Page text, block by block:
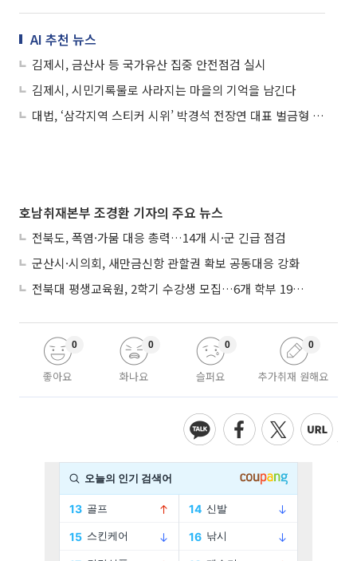
AI 추천 뉴스
김제시, 금산사 등 국가유산 집중 안전점검 실시
김제시, 시민기록물로 사라지는 마을의 기억을 남긴다
대법, ‘삼각지역 스티커 시위’ 박경석 전장연 대표 벌금형 확정…“정당행위 아냐”
호남취재본부 조경환 기자의 주요 뉴스
전북도, 폭염·가뭄 대응 총력…14개 시·군 긴급 점검
군산시·시의회, 새만금신항 관할권 확보 공동대응 강화
전북대 평생교육원, 2학기 수강생 모집…6개 학부 193개 강좌
좋아요
0
화나요
0
슬퍼요
0
추가취재 원해요
0